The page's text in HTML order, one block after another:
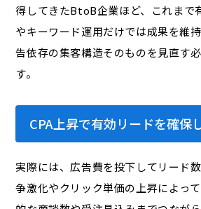
得してきたBtoB企業ほど、これまで
やキーワード運用だけでは成果を維
告依存の集客構造そのものを見直す
す。
CPA上昇で有効リードを確保
実際には、広告費を投下してリード
争激化やクリック単価の上昇によっ